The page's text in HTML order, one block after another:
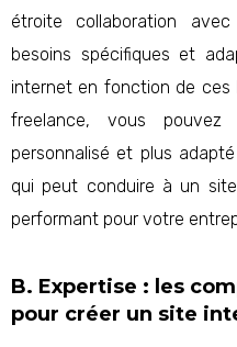
étroite collaboration
besoins spécifiques et
internet en fonction de ces
freelance, vous pouvez
personnalisé et plus
qui peut conduire à un
performant pour votre
B. Expertise : les
pour créer un site